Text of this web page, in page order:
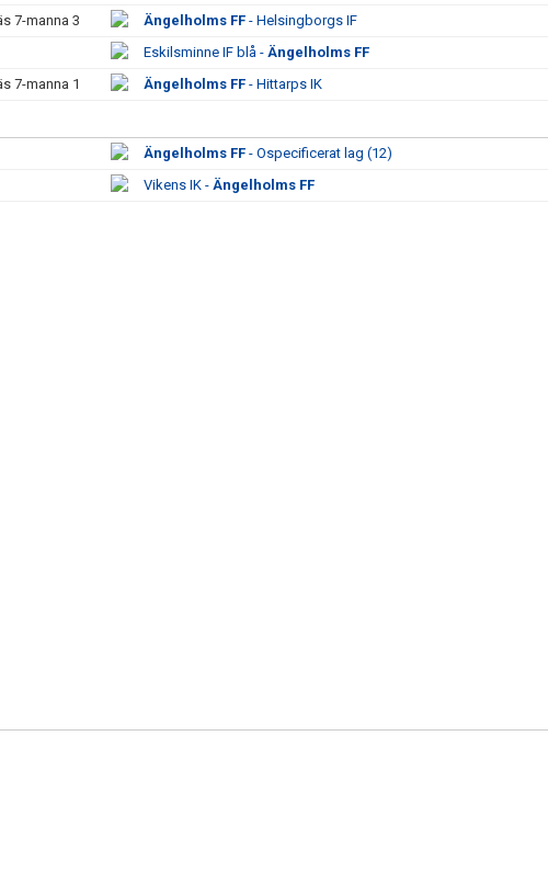
7-manna 3 Ängelholms FF - Helsingborgs IF
Eskilsminne IF blå - Ängelholms FF
7-manna 1 Ängelholms FF - Hittarps IK
Ängelholms FF - Ospecificerat lag (12)
Vikens IK - Ängelholms FF